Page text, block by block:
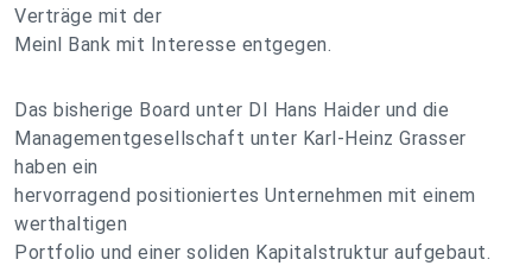
Verträge mit der
Meinl Bank mit Interesse entgegen.
Das bisherige Board unter DI Hans Haider und die
Managementgesellschaft unter Karl-Heinz Grasser
haben ein
hervorragend positioniertes Unternehmen mit einem
werthaltigen
Portfolio und einer soliden Kapitalstruktur aufgebaut.